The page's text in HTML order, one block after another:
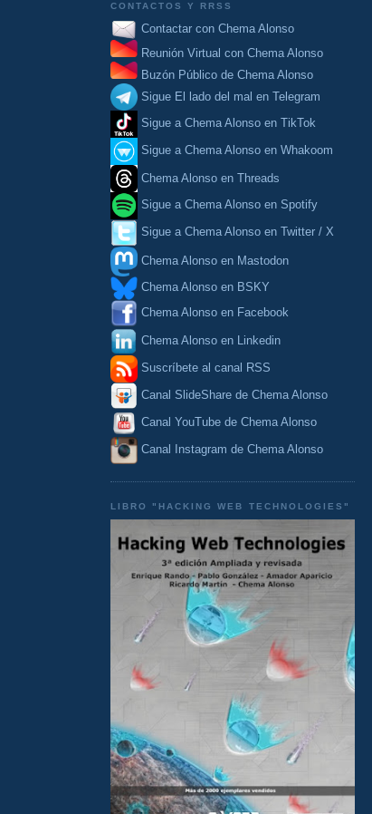
CONTACTOS Y RRSS
Contactar con Chema Alonso
Reunión Virtual con Chema Alonso
Buzón Público de Chema Alonso
Sigue El lado del mal en Telegram
Sigue a Chema Alonso en TikTok
Sigue a Chema Alonso en Whakoom
Chema Alonso en Threads
Sigue a Chema Alonso en Spotify
Sigue a Chema Alonso en Twitter / X
Chema Alonso en Mastodon
Chema Alonso en BSKY
Chema Alonso en Facebook
Chema Alonso en Linkedin
Suscríbete al canal RSS
Canal SlideShare de Chema Alonso
Canal YouTube de Chema Alonso
Canal Instagram de Chema Alonso
LIBRO "HACKING WEB TECHNOLOGIES"